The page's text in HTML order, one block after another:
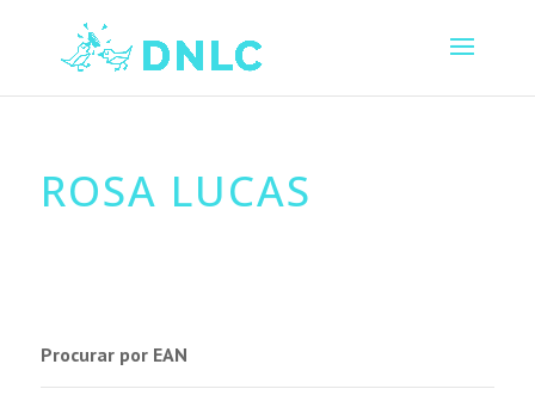
ROSA LUCAS
Procurar por EAN